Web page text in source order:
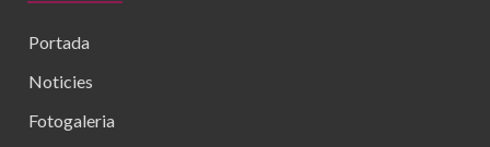
Portada
Noticies
Fotogaleria